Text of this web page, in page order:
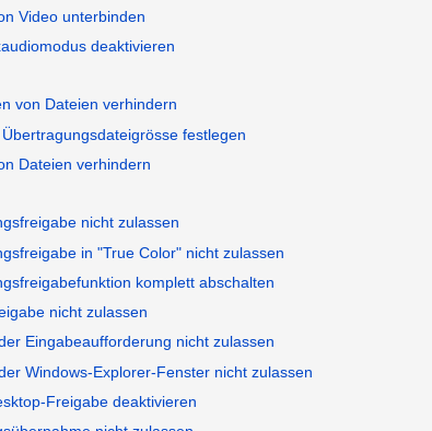
Video unterbinden
deaktivieren
von Dateien verhindern
festlegen
Dateien verhindern
nicht zulassen
in "True Color" nicht zulassen
komplett abschalten
nicht zulassen
Eingabeaufforderung nicht zulassen
Windows-Explorer-Fenster nicht zulassen
Freigabe deaktivieren